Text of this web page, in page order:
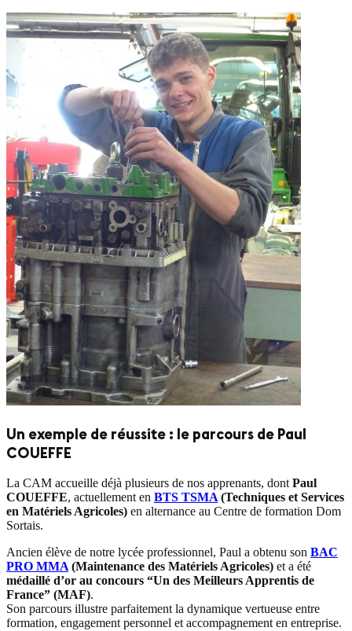
Un exemple de réussite : le parcours de Paul
COUEFFE
La CAM accueille déjà plusieurs de nos apprenants, dontPaul
COUEFFE, actuellement en BTS TSMA(Techniques et Services
en Matériels Agricoles) en alternance au Centre de formation Dom
Sortais.
Ancien élève de notre lycée professionnel, Paul a obtenu son BAC
PRO MMA(Maintenance des Matériels Agricoles) et a été
médaillé d’or au concours “Un des Meilleurs Apprentis de
France” (MAF).
Son parcours illustre parfaitement la dynamique vertueuse entre
formation, engagement personnel et accompagnement en entreprise.